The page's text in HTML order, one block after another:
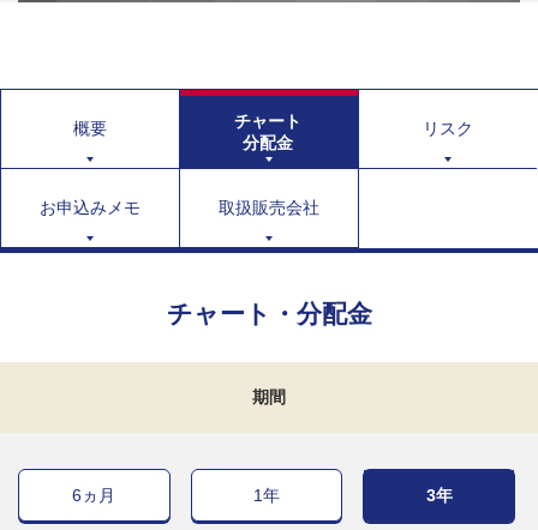
概要
チャート
分配金
リスク
お申込みメモ 取扱販売会社
チャート・分配金
期間
6ヵ月 1年 3年